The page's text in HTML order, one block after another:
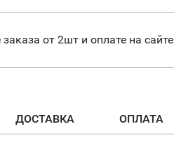
от 2шт и оплате на сайте
ДОСТАВКА ОПЛАТА